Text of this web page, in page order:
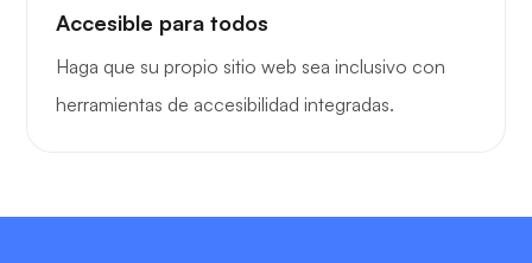
Accesible para todos
Haga que su propio sitio web sea inclusivo con
herramientas de accesibilidad integradas.